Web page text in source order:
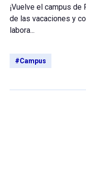
¡Vuelve el campus de
de las vacaciones y
labora...
#Campus